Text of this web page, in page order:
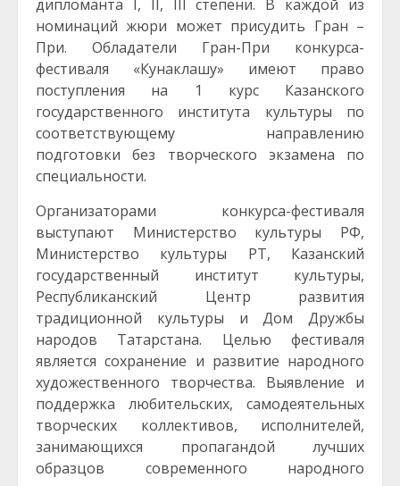
дипломанта I, II, III степени. В каждой из
номинаций жюри может присудить Гран –
При. Обладатели Гран-При конкурса-
фестиваля «Кунаклашу» имеют право
поступления на 1 курс Казанского
государственного института культуры по
соответствующему направлению
подготовки без творческого экзамена по
специальности.
Организаторами конкурса-фестиваля
выступают Министерство культуры РФ,
Министерство культуры РТ, Казанский
государственный институт культуры,
Республиканский Центр развития
традиционной культуры и Дом Дружбы
народов Татарстана. Целью фестиваля
является сохранение и развитие народного
художественного творчества. Выявление и
поддержка любительских, самодеятельных
творческих коллективов, исполнителей,
занимающихся пропагандой лучших
образцов современного народного